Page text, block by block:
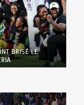
BRISÉ LE